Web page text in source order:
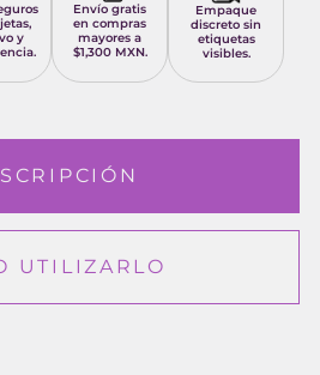
y
Envío gratis
en compras
mayores a
$1,300 MXN.
Empaque
discreto sin
etiquetas
visibles.
UTILIZARLO